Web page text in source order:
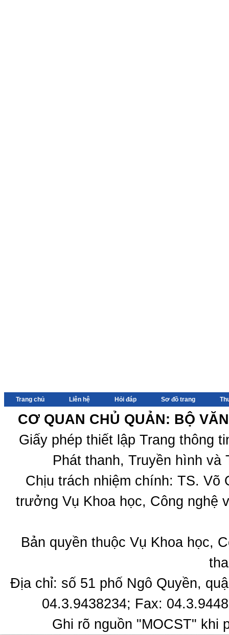
Trang chủ Liên hệ Hỏi đáp Sơ đồ trang
CƠ QUAN CHỦ QUẢN: BỘ
Giấy phép thiết lập Trang thông
Phát thanh, Truyền hình
Chịu trách nhiệm chính: TS.
trưởng Vụ Khoa học, Công nghệ
Bản quyền thuộc Vụ Khoa học,
Địa chỉ: số 51 phố Ngô Quyền,
04.3.9438234; Fax:
Ghi rõ nguồn "MOCST" khi